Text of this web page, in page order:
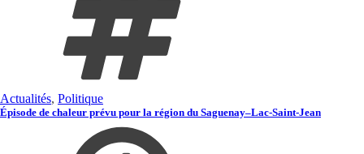
Actualités, Politique
Épisode de chaleur prévu pour la région du Saguenay–Lac-Saint-Jean